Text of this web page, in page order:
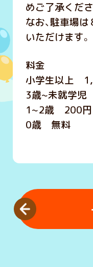
めご了承くださ
なお、駐車場
いただけます。
料金
小学生以上
3歳~未就学
1~2歳 200円
0歳 無料